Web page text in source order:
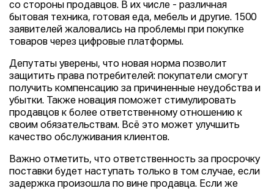
со стороны продавцов. В их числе - различная
бытовая техника, готовая еда, мебель и другие. 1500
заявителей жаловались на проблемы при покупке
товаров через цифровые платформы.
Депутаты уверены, что новая норма позволит
защитить права потребителей: покупатели смогут
получить компенсацию за причиненные неудобства и
убытки. Также новация поможет стимулировать
продавцов к более ответственному отношению к
своим обязательствам. Всё это может улучшить
качество обслуживания клиентов.
Важно отметить, что ответственность за просрочку
поставки будет наступать только в том случае, если
задержка произошла по вине продавца. Если же